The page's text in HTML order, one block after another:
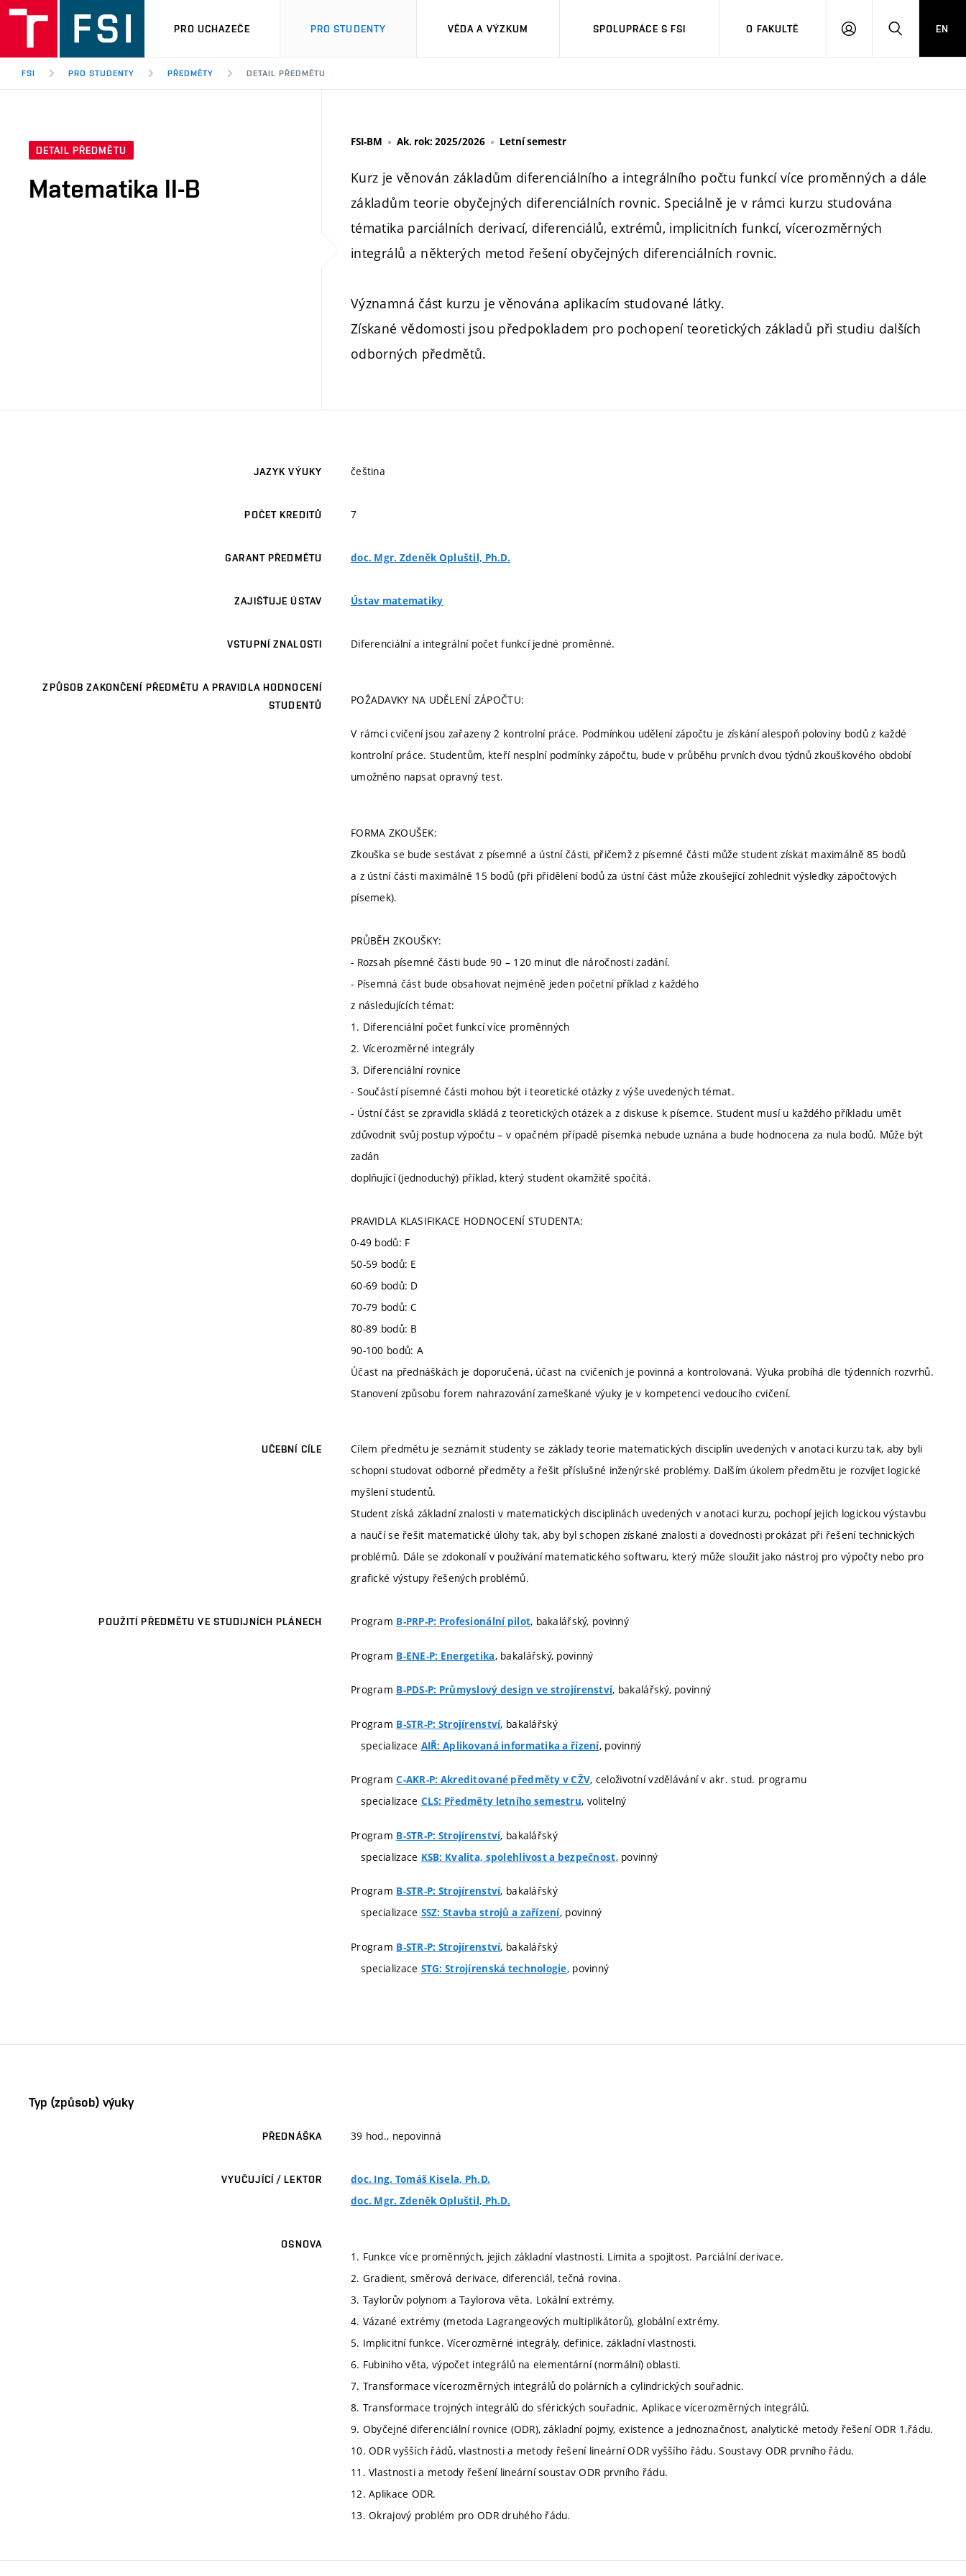
PRO UCHAZEČE PRO STUDENTY VĚDA A VÝZKUM SPOLUPRÁCE S FSI O FAKULTĚ
PŘIHLÁŠENÍHLEDAT
EN
FSI PRO STUDENTY PŘEDMĚTY DETAIL PŘEDMĚTU
DETAIL PŘEDMĚTU
Matematika II-B
FSI-BM Ak. rok: 2025/2026 Letní semestr
Kurz je věnován základům diferenciálního a integrálního počtu funkcí více proměnných a dále
základům teorie obyčejných diferenciálních rovnic. Speciálně je v rámci kurzu studována
tématika parciálních derivací, diferenciálů, extrémů, implicitních funkcí, vícerozměrných
integrálů a některých metod řešení obyčejných diferenciálních rovnic.
Významná část kurzu je věnována aplikacím studované látky.
Získané vědomosti jsou předpokladem pro pochopení teoretických základů při studiu dalších
odborných předmětů.
JAZYK VÝUKY čeština
POČET KREDITŮ 7
GARANT PŘEDMĚTU doc. Mgr. Zdeněk Opluštil, Ph.D.
ZAJIŠŤUJE ÚSTAV Ústav matematiky
VSTUPNÍ ZNALOSTI Diferenciální a integrální počet funkcí jedné proměnné.
ZPŮSOB ZAKONČENÍ PŘEDMĚTU A PRAVIDLA HODNOCENÍ
STUDENTŮ
POŽADAVKY NA UDĚLENÍ ZÁPOČTU:
V rámci cvičení jsou zařazeny 2 kontrolní práce. Podmínkou udělení zápočtu je získání alespoň poloviny bodů z každé
kontrolní práce. Studentům, kteří nesplní podmínky zápočtu, bude v průběhu prvních dvou týdnů zkouškového období
umožněno napsat opravný test.
FORMA ZKOUŠEK:
Zkouška se bude sestávat z písemné a ústní části, přičemž z písemné části může student získat maximálně 85 bodů
a z ústní části maximálně 15 bodů (při přidělení bodů za ústní část může zkoušející zohlednit výsledky zápočtových
písemek).
PRŮBĚH ZKOUŠKY:
- Rozsah písemné části bude 90 – 120 minut dle náročnosti zadání.
- Písemná část bude obsahovat nejméně jeden početní příklad z každého
z následujících témat:
1. Diferenciální počet funkcí více proměnných
2. Vícerozměrné integrály
3. Diferenciální rovnice
- Součástí písemné části mohou být i teoretické otázky z výše uvedených témat.
- Ústní část se zpravidla skládá z teoretických otázek a z diskuse k písemce. Student musí u každého příkladu umět
zdůvodnit svůj postup výpočtu – v opačném případě písemka nebude uznána a bude hodnocena za nula bodů. Může být
zadán
doplňující (jednoduchý) příklad, který student okamžitě spočítá.
PRAVIDLA KLASIFIKACE HODNOCENÍ STUDENTA:
0-49 bodů: F
50-59 bodů: E
60-69 bodů: D
70-79 bodů: C
80-89 bodů: B
90-100 bodů: A
Účast na přednáškách je doporučená, účast na cvičeních je povinná a kontrolovaná. Výuka probíhá dle týdenních rozvrhů.
Stanovení způsobu forem nahrazování zameškané výuky je v kompetenci vedoucího cvičení.
UČEBNÍ CÍLE
Cílem předmětu je seznámit studenty se základy teorie matematických disciplín uvedených v anotaci kurzu tak, aby byli
schopni studovat odborné předměty a řešit příslušné inženýrské problémy. Dalším úkolem předmětu je rozvíjet logické
myšlení studentů.
Student získá základní znalosti v matematických disciplinách uvedených v anotaci kurzu, pochopí jejich logickou výstavbu
a naučí se řešit matematické úlohy tak, aby byl schopen získané znalosti a dovednosti prokázat při řešení technických
problémů. Dále se zdokonalí v používání matematického softwaru, který může sloužit jako nástroj pro výpočty nebo pro
grafické výstupy řešených problémů.
POUŽITÍ PŘEDMĚTU VE STUDIJNÍCH PLÁNECH Program B-PRP-P: Profesionální pilot, bakalářský, povinný
Program B-ENE-P: Energetika, bakalářský, povinný
Program B-PDS-P: Průmyslový design ve strojírenství, bakalářský, povinný
Program B-STR-P: Strojírenství, bakalářský
specializace AIŘ: Aplikovaná informatika a řízení, povinný
ProgramC-AKR-P: Akreditované předměty v CŽV, celoživotní vzdělávání v akr. stud. programu
specializace CLS: Předměty letního semestru, volitelný
Program B-STR-P: Strojírenství, bakalářský
specializace KSB: Kvalita, spolehlivost a bezpečnost, povinný
Program B-STR-P: Strojírenství, bakalářský
specializace SSZ: Stavba strojů a zařízení, povinný
Program B-STR-P: Strojírenství, bakalářský
specializace STG: Strojírenská technologie, povinný
Typ (způsob) výuky
PŘEDNÁŠKA 39 hod., nepovinná
VYUČUJÍCÍ / LEKTOR
doc. Ing. Tomáš Kisela, Ph.D.
doc. Mgr. Zdeněk Opluštil, Ph.D.
OSNOVA
1. Funkce více proměnných, jejich základní vlastnosti. Limita a spojitost. Parciální derivace.
2. Gradient, směrová derivace, diferenciál, tečná rovina.
3. Taylorův polynom a Taylorova věta. Lokální extrémy.
4. Vázané extrémy (metoda Lagrangeových multiplikátorů), globální extrémy.
5. Implicitní funkce. Vícerozměrné integrály, definice, základní vlastnosti.
6. Fubiniho věta, výpočet integrálů na elementární (normální) oblasti.
7. Transformace vícerozměrných integrálů do polárních a cylindrických souřadnic.
8. Transformace trojných integrálů do sférických souřadnic. Aplikace vícerozměrných integrálů.
9. Obyčejné diferenciální rovnice (ODR), základní pojmy, existence a jednoznačnost, analytické metody řešení ODR 1.řádu.
10. ODR vyšších řádů, vlastnosti a metody řešení lineární ODR vyššího řádu. Soustavy ODR prvního řádu.
11. Vlastnosti a metody řešení lineární soustav ODR prvního řádu.
12. Aplikace ODR.
13. Okrajový problém pro ODR druhého řádu.